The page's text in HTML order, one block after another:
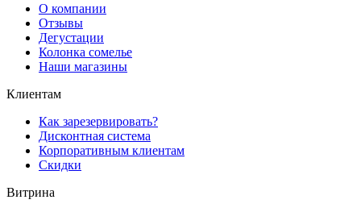
О компании
Отзывы
Дегустации
Колонка сомелье
Наши магазины
Клиентам
Как зарезервировать?
Дисконтная система
Корпоративным клиентам
Скидки
Витрина